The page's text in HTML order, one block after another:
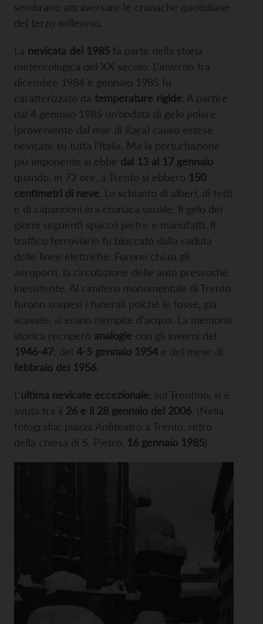
sembrano attraversare le cronache quotidiane
del terzo millennio.
La nevicata del 1985 fa parte della storia
meteorologica del XX secolo. L’inverno fra
dicembre 1984 e gennaio 1985 fu
caratterizzato da temperature rigide. A partire
dal 4 gennaio 1985 un’ondata di gelo polare
(proveniente dal mar di Kara) causò estese
nevicate su tutta l’Italia. Ma la perturbazione
più imponente si ebbe dal 13 al 17 gennaio
quando, in 72 ore, a Trento si ebbero 150
centimetri di neve. Lo schianto di alberi, di tetti
e di capannoni era cronaca usuale. Il gelo dei
giorni seguenti spaccò pietre e manufatti. Il
traffico ferroviario fu bloccato dalla caduta
delle linee elettriche. Furono chiusi gli
aeroporti, la circolazione delle auto pressoché
inesistente. Al cimitero monumentale di Trento
furono sospesi i funerali poiché le fosse, già
scavate, si erano riempite d’acqua. La memoria
storica recuperò analogie con gli inverni del
1946-47; del 4-5 gennaio 1954 e del mese di
febbraio del 1956.
L’ultima nevicate eccezionale , sul Trentino, si è
avuta tra il 26 e il 28 gennaio del 2006. (Nella
fotografia: piazza Anfiteatro a Trento, retro
della chiesa di S. Pietro, 16 gennaio 1985).